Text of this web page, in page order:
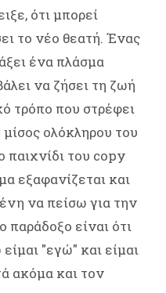
ότι μπορεί
το νέο θεατή. Ένας
ένα πλάσμα
να ζήσει τη ζωή
τρόπο που στρέφει
ολόκληρου του
παιχνίδι του copy
εξαφανίζεται και
να πείσω για την
παράδοξο είναι ότι
"εγώ" και είμαι
ακόμα και τον